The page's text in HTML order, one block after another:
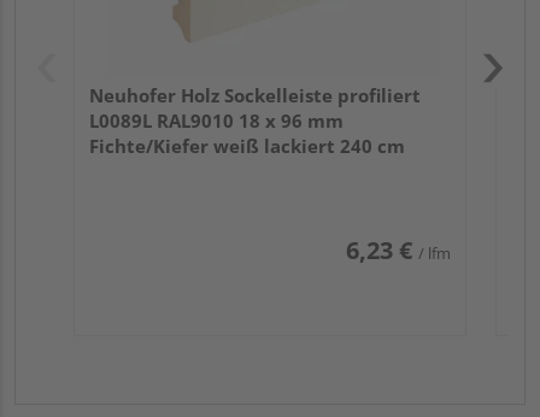
Neuhofer Holz Sockelleiste profiliert
L0089L RAL9010 18 x 96 mm
Fichte/Kiefer weiß lackiert 240 cm
6,23 € / lfm